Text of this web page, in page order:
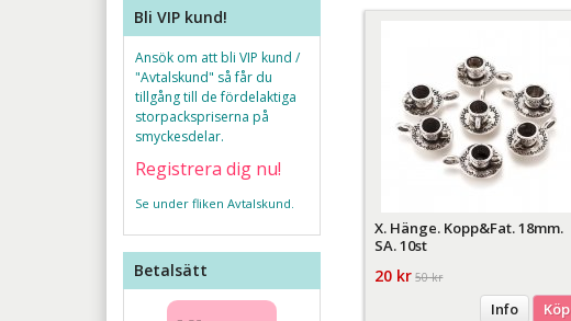
Bli VIP kund!
Ansök om att bli VIP kund /
"Avtalskund" så får du
tillgång till de fördelaktiga
storpackspriserna på
smyckesdelar.
Registrera dig nu!
Se under fliken Avtalskund.
Betalsätt
X. Hänge. Kopp&Fat. 18mm.
SA. 10st
20 kr 50 kr
Info Köp